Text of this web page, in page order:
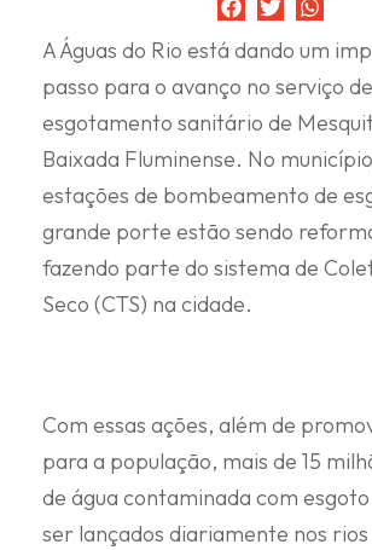
A Águas do Rio está dando um
passo para o avanço no serviço de
esgotamento sanitário de
Baixada Fluminense. No
estações de bombeamento de
grande porte estão sendo
fazendo parte do sistema de
Seco (CTS) na cidade.
Com essas ações, além de
para a população, mais de 15
de água contaminada com
ser lançados diariamente nos rios